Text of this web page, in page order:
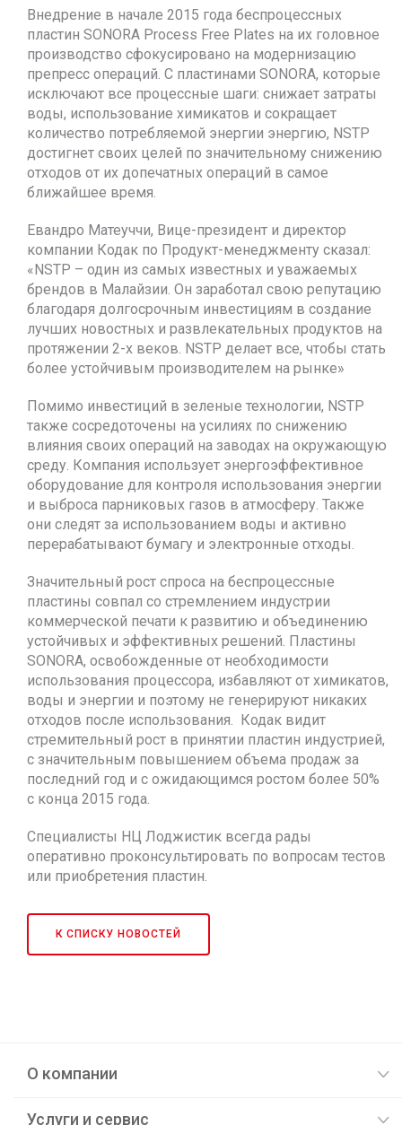
Внедрение в начале 2015 года беспроцессных
пластин SONORA Process Free Plates на их головное
производство сфокусировано на модернизацию
препресс операций. С пластинами SONORA, которые
исключают все процессные шаги: снижает затраты
воды, использование химикатов и сокращает
количество потребляемой энергии энергию, NSTP
достигнет своих целей по значительному снижению
отходов от их допечатных операций в самое
ближайшее время.
Евандро Матеуччи, Вице-президент и директор
компании Кодак по Продукт-менеджменту сказал:
«NSTP – один из самых известных и уважаемых
брендов в Малайзии. Он заработал свою репутацию
благодаря долгосрочным инвестициям в создание
лучших новостных и развлекательных продуктов на
протяжении 2-х веков. NSTP делает все, чтобы стать
более устойчивым производителем на рынке»
Помимо инвестиций в зеленые технологии, NSTP
также сосредоточены на усилиях по снижению
влияния своих операций на заводах на окружающую
среду. Компания использует энергоэффективное
оборудование для контроля использования энергии
и выброса парниковых газов в атмосферу. Также
они следят за использованием воды и активно
перерабатывают бумагу и электронные отходы.
Значительный рост спроса на беспроцессные
пластины совпал со стремлением индустрии
коммерческой печати к развитию и объединению
устойчивых и эффективных решений. Пластины
SONORA, освобожденные от необходимости
использования процессора, избавляют от химикатов,
воды и энергии и поэтому не генерируют никаких
отходов после использования. Кодак видит
стремительный рост в принятии пластин индустрией,
с значительным повышением объема продаж за
последний год и с ожидающимся ростом более 50%
с конца 2015 года.
Специалисты НЦ Лоджистик всегда рады
оперативно проконсультировать по вопросам тестов
или приобретения пластин.
К СПИСКУ НОВОСТЕЙ
О компании
Услуги и сервис